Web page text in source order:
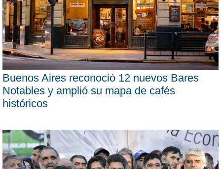
Buenos Aires reconoció 12 nuevos Bares
Notables y amplió su mapa de cafés
históricos